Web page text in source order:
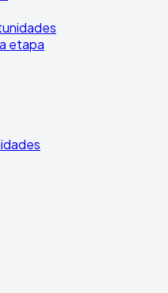
etapa